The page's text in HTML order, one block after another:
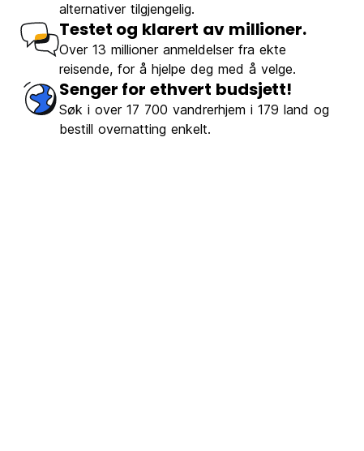
alternativer tilgjengelig.
Testet og klarert av millioner.
Over 13 millioner anmeldelser fra ekte
reisende, for å hjelpe deg med å velge.
Senger for ethvert budsjett!
Søk i over 17 700 vandrerhjem i 179 land og
bestill overnatting enkelt.